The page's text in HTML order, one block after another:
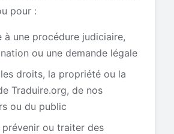
pour :
à une procédure judiciaire,
ou une demande légale
droits, la propriété ou la
Traduire.org, de nos
ou du public
prévenir ou traiter des